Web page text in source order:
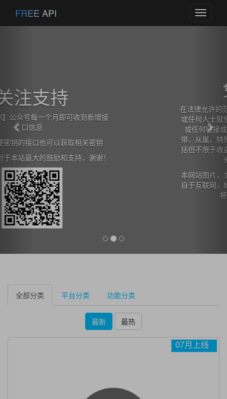
Toggle
FREE API
在法律允许的范围内，本网站在此声明,不承担用户
或任何人士就使用或未能使用本网站所提供的信息
或任何链接或项目所引致的任何直接、间接、附
带、从属、特殊、惩罚性或惩戒性的损害赔偿（包
括但不限于收益、预期利润的损失或失去的业务、
未实现预期的节省）。
本网站图片，文字，接口信息之类版权申明，皆来
自于互联网，如果侵犯，请及时通知我们，本网站
Previous
全部分类 平台分类 功能分类
最新 最热
07月上线